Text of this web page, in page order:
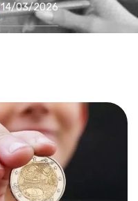
14/03/2026